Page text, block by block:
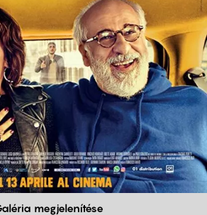
megjelenítése